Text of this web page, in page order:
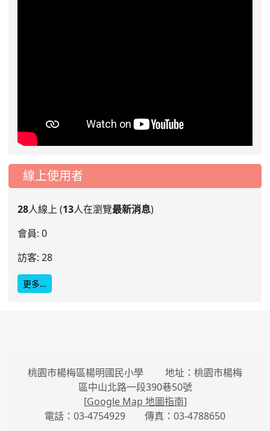
線上使用者
28人線上 (13人在瀏覽最新消息)
會員: 0
訪客: 28
更多…
桃園市楊梅區楊明國民小學 地址：桃園市楊梅
區中山北路一段390巷50號
[Google Map 地圖指南]
電話：03-4754929 傳真：03-4788650